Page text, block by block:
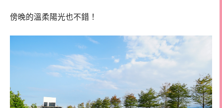
傍晚的溫柔陽光也不錯！